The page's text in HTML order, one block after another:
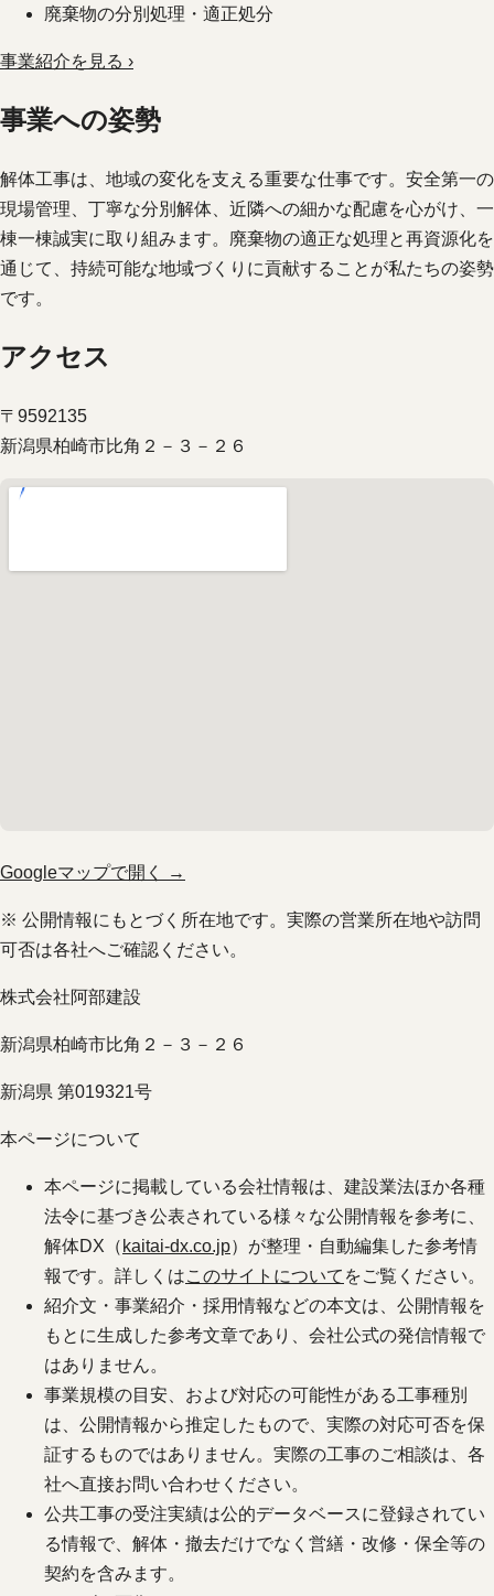
廃棄物の分別処理・適正処分
事業紹介を見る ›
事業への姿勢
解体工事は、地域の変化を支える重要な仕事です。安全第一の
現場管理、丁寧な分別解体、近隣への細かな配慮を心がけ、一
棟一棟誠実に取り組みます。廃棄物の適正な処理と再資源化を
通じて、持続可能な地域づくりに貢献することが私たちの姿勢
です。
アクセス
〒9592135
新潟県柏崎市比角２－３－２６
Googleマップで開く →
※ 公開情報にもとづく所在地です。実際の営業所在地や訪問
可否は各社へご確認ください。
株式会社阿部建設
新潟県柏崎市比角２－３－２６
新潟県 第019321号
本ページについて
本ページに掲載している会社情報は、建設業法ほか各種
法令に基づき公表されている様々な公開情報を参考に、
解体DX（ kaitai-dx.co.jp）が整理・自動編集した参考情
報です。詳しくはこのサイトについて をご覧ください。
紹介文・事業紹介・採用情報などの本文は、公開情報を
もとに生成した参考文章であり、会社公式の発信情報で
はありません。
事業規模の目安、および対応の可能性がある工事種別
は、公開情報から推定したもので、実際の対応可否を保
証するものではありません。実際の工事のご相談は、各
社へ直接お問い合わせください。
公共工事の受注実績は公的データベースに登録されてい
る情報で、解体・撤去だけでなく営繕・改修・保全等の
契約を含みます。